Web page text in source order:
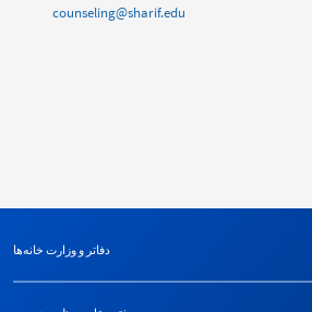
counseling@sharif.edu
دفاتر و وزارت خانه‌ها